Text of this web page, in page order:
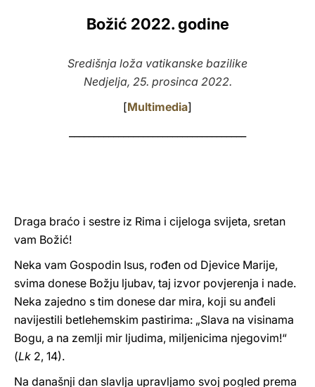
LATINE
Božić 2022. godine
Središnja loža vatikanske bazilike
Nedjelja, 25. prosinca 2022.
[Multimedia]
Draga braćo i sestre iz Rima i cijeloga svijeta, sretan
vam Božić!
Neka vam Gospodin Isus, rođen od Djevice Marije,
svima donese Božju ljubav, taj izvor povjerenja i nade.
Neka zajedno s tim donese dar mira, koji su anđeli
navijestili betlehemskim pastirima: „Slava na visinama
Bogu, a na zemlji mir ljudima, miljenicima njegovim!“
(Lk 2, 14).
Na današnji dan slavlja upravljamo svoj pogled prema